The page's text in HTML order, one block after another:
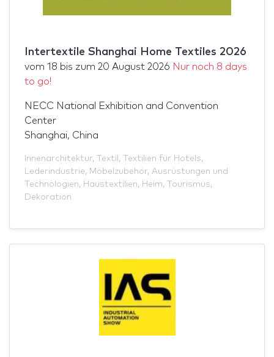
Intertextile Shanghai Home Textiles 2026
vom 18 bis zum 20 August 2026 Nur noch 8 days
to go!
NECC National Exhibition and Convention
Center
Shanghai, China
Innenarchitektur, Textil , Textilien für Hotels,
Lederindustrie, Möbelzubehör, Ausrüstungen und
Technologien, Haustextilien, Heim, Tourismus,
Dekoration